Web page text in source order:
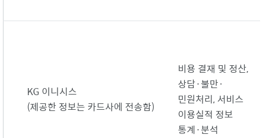
KG 이니시스
(제공한 정보는 카드사에 전송함)
비용 결재 및 정산,
상담·불만·
민원처리, 서비스
이용실적 정보
통계·분석